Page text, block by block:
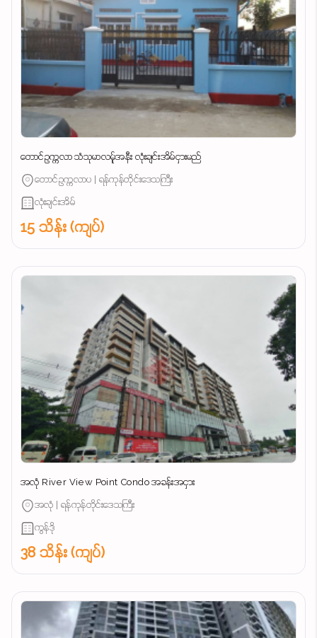
တောင်ဥက္ကလာ သံသုမာလမ်ူအနီး လုံးချင်းအိမ်ငှားမည်
တောင်ဥက္ကလာပ | ရန်ကုန်တိုင်းဒေသကြီး
လုံးချင်းအိမ်
15 သိန်း (ကျပ်)
အလုံ River View Point Condo အခန်းအငှား
အလုံ | ရန်ကုန်တိုင်းဒေသကြီး
ကွန်ဒို
38 သိန်း (ကျပ်)